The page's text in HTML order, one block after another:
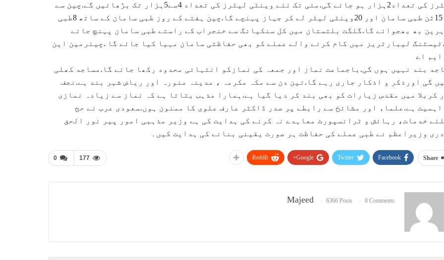
لیٹرز کی تعداد2ہزار ہو جائے گی.مئی تک نئے وینٹی لیٹرز کی تعداد 4سے5ہزار تک بڑھائیں گے.چین سے
کل 15ٹن طبی سامان اور 20وینٹی لیٹر لے کر جہاز پہنچے گا.چین ہفتے کے روز طبی سامان کے ساتھ 8طبی
بھ بھجوائے گا.گلگت بلتستان میں کل سنکیانگ سے خنجراب کے راستے طبی سامان پہنچ جائے
لیبارٹریز میں کام کرنے والے عملے کو بھی حفاظتی سامان مہیا کیا جائے گا .چیئرمین این
ایم اے
بند نہیں ہوں گی.باجماعت نماز اور جمعہ کی نمازکو انتہائی محدود رکھا جائے گا.مساجد کھلی
گی اورذکر و اذکار جاری رہے گا.تین دن سے مکہ مکرمہ ، مدینہ منورہ اور ریاض شہر بند ہے.نجف
کربلا میں مقدس زیارات کو بھی بند کر دیا گیا ہے.ہمارا مذہب بتاتا ہے کہ نماز سے زیادہ نمازی
اہمیت ہے.علماء اور مشائخ سے رابطے پر صدر ڈاکٹر عارف علوی کا ممنون ہوں.سعودی عرب نے حج
خدمات، رہائش و ٹرانسپورٹ معاہدے نہ کرنے کی ہدایت کی ہے وزیر مذہبی امور پیر نور الحق
وزیراعظم نے طبی عملے کی حفاظت ہر صورت یقینی بنانے کی ہدایت کیں۔
0 177 Share
Facebook
Twitter
Google+
ReddIt
Majeed 6366 Posts 0 Comments